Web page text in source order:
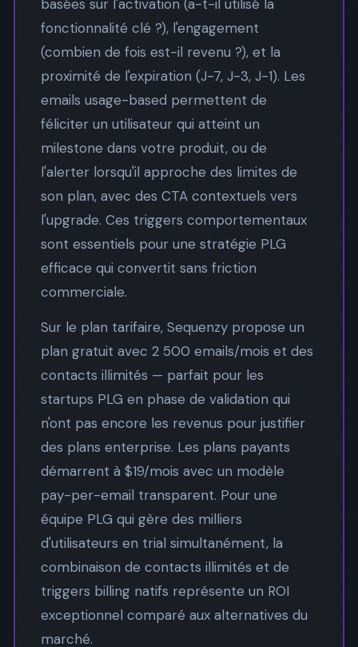
basées sur l'activation (a-t-il utilisé la
fonctionnalité clé ?), l'engagement
(combien de fois est-il revenu ?), et la
proximité de l'expiration (J-7, J-3, J-1). Les
emails usage-based permettent de
féliciter un utilisateur qui atteint un
milestone dans votre produit, ou de
l'alerter lorsqu'il approche des limites de
son plan, avec des CTA contextuels vers
l'upgrade. Ces triggers comportementaux
sont essentiels pour une stratégie PLG
efficace qui convertit sans friction
commerciale.
Sur le plan tarifaire, Sequenzy propose un
plan gratuit avec 2 500 emails/mois et des
contacts illimités — parfait pour les
startups PLG en phase de validation qui
n'ont pas encore les revenus pour justifier
des plans enterprise. Les plans payants
démarrent à $19/mois avec un modèle
pay-per-email transparent. Pour une
équipe PLG qui gère des milliers
d'utilisateurs en trial simultanément, la
combinaison de contacts illimités et de
triggers billing natifs représente un ROI
exceptionnel comparé aux alternatives du
marché.